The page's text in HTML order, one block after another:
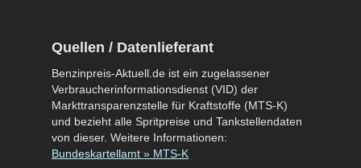
Quellen / Datenlieferant
Benzinpreis-Aktuell.de ist ein zugelassener
Verbraucherinformationsdienst (VID) der
Markttransparenzstelle für Kraftstoffe (MTS-K)
und bezieht alle Spritpreise und Tankstellendaten
von dieser. Weitere Informationen:
Bundeskartellamt » MTS-K